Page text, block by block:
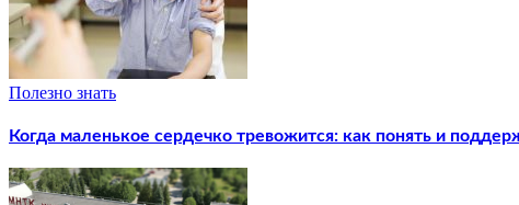
Полезно знать
Когда маленькое сердечко тревожится: как понять и